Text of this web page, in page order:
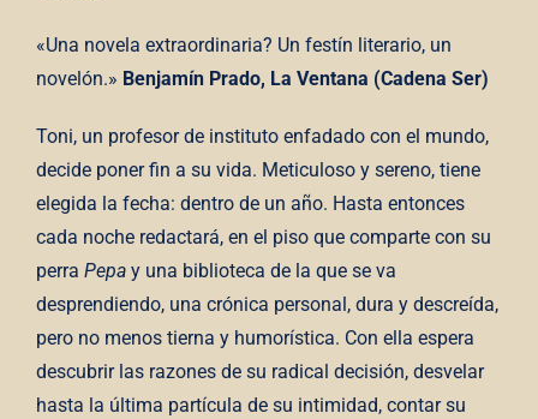
«Una novela extraordinaria? Un festín literario, un
novelón.» Benjamín Prado, La Ventana (Cadena Ser)
Toni, un profesor de instituto enfadado con el mundo,
decide poner fin a su vida. Meticuloso y sereno, tiene
elegida la fecha: dentro de un año. Hasta entonces
cada noche redactará, en el piso que comparte con su
perra Pepa y una biblioteca de la que se va
desprendiendo, una crónica personal, dura y descreída,
pero no menos tierna y humorística. Con ella espera
descubrir las razones de su radical decisión, desvelar
hasta la última partícula de su intimidad, contar su